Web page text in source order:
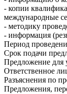
- копии
международные
- методику
- информация
Период
Срок подачи
Предложение для
Ответственное
Разъяснения по
Предложения,